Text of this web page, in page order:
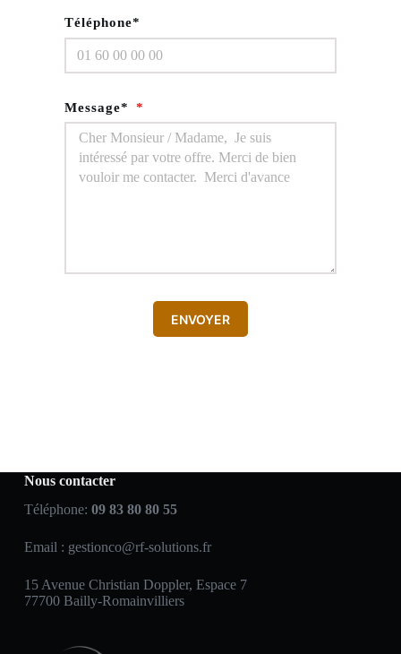
Téléphone*
Message*
ENVOYER
Nous contacter
Téléphone: 09 83 80 80 55
Email : gestionco@rf-solutions.fr
15 Avenue Christian Doppler, Espace 7
77700 Bailly-Romainvilliers